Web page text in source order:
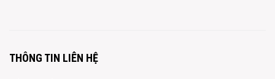
THÔNG TIN LIÊN HỆ